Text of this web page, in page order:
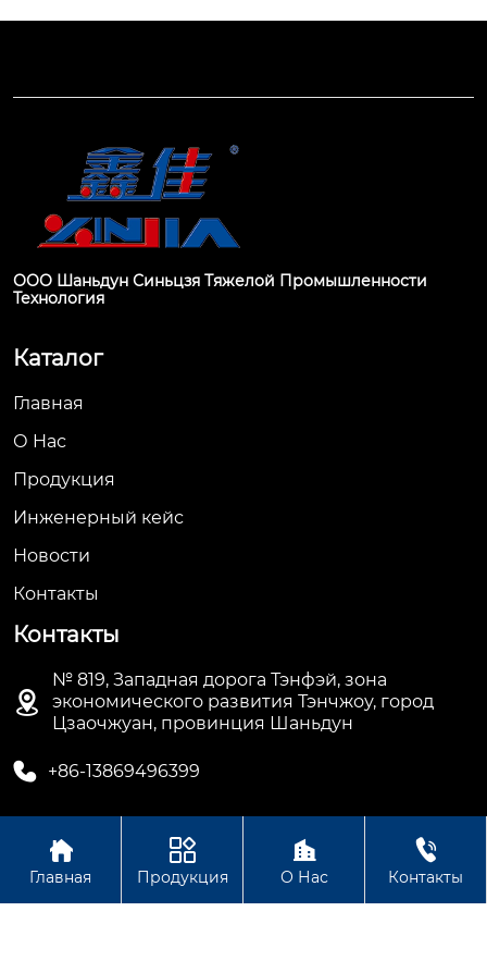
ООО Шаньдун Синьцзя Тяжелой Промышленности
Технология
Каталог
Главная
О Hас
Продукция
Инженерный кейс
Новости
Контакты
Контакты

№ 819, Западная дорога Тэнфэй, зона
экономического развития Тэнчжоу, город
Цзаочжуан, провинция Шаньдун
 +86-13869496399
Авторское право © ООО Шаньдун Синьцзя Тяжелой
Промышленности Технология

Главная

Продукция

О Нас

Контакты